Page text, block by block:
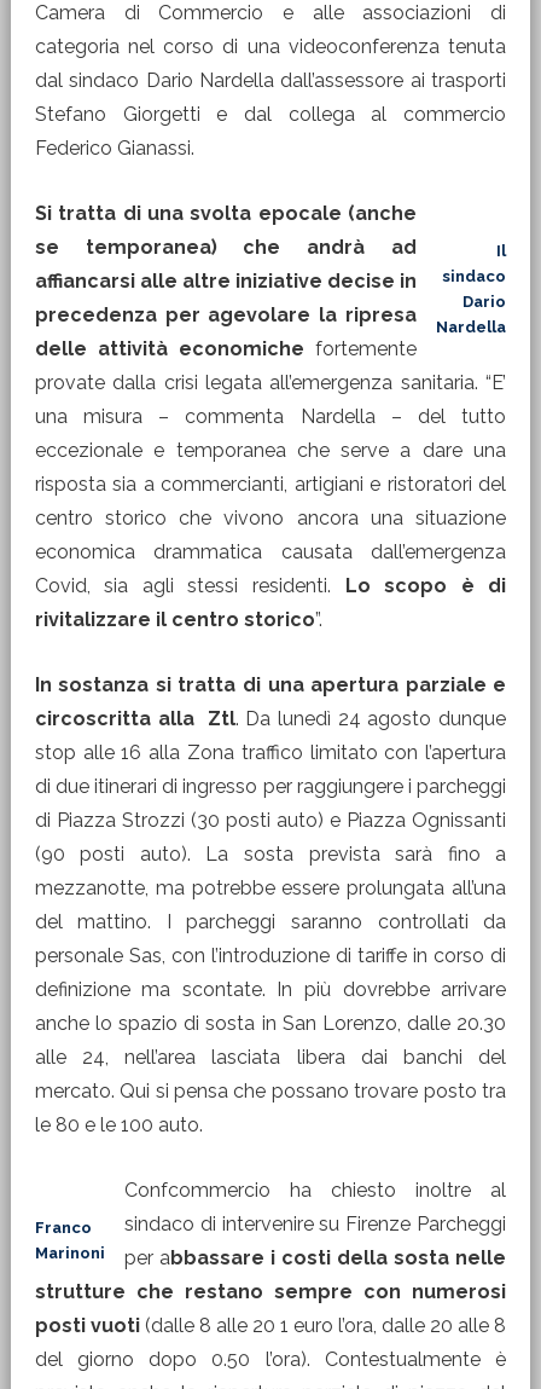
Camera di Commercio e alle associazioni di
categoria nel corso di una videoconferenza tenuta
dal sindaco Dario Nardella dall’assessore ai trasporti
Stefano Giorgetti e dal collega al commercio
Federico Gianassi.
Il
sindaco
Dario
Nardella
Si tratta di una svolta epocale (anche
se temporanea) che andrà ad
affiancarsi alle altre iniziative decise in
precedenza per agevolare la ripresa
delle attività economiche fortemente
provate dalla crisi legata all’emergenza sanitaria. “E’
una misura – commenta Nardella – del tutto
eccezionale e temporanea che serve a dare una
risposta sia a commercianti, artigiani e ristoratori del
centro storico che vivono ancora una situazione
economica drammatica causata dall’emergenza
Covid, sia agli stessi residenti. Lo scopo è di
rivitalizzare il centro storico”.
In sostanza si tratta di una apertura parziale e
circoscritta alla Ztl. Da lunedì 24 agosto dunque
stop alle 16 alla Zona traffico limitato con l’apertura
di due itinerari di ingresso per raggiungere i parcheggi
di Piazza Strozzi (30 posti auto) e Piazza Ognissanti
(90 posti auto). La sosta prevista sarà fino a
mezzanotte, ma potrebbe essere prolungata all’una
del mattino. I parcheggi saranno controllati da
personale Sas, con l’introduzione di tariffe in corso di
definizione ma scontate. In più dovrebbe arrivare
anche lo spazio di sosta in San Lorenzo, dalle 20.30
alle 24, nell’area lasciata libera dai banchi del
mercato. Qui si pensa che possano trovare posto tra
le 80 e le 100 auto.
Franco
Marinoni
Confcommercio ha chiesto inoltre al
sindaco di intervenire su Firenze Parcheggi
per abbassare i costi della sosta nelle
strutture che restano sempre con numerosi
posti vuoti(dalle 8 alle 20 1 euro l’ora, dalle 20 alle 8
del giorno dopo 0.50 l’ora). Contestualmente è